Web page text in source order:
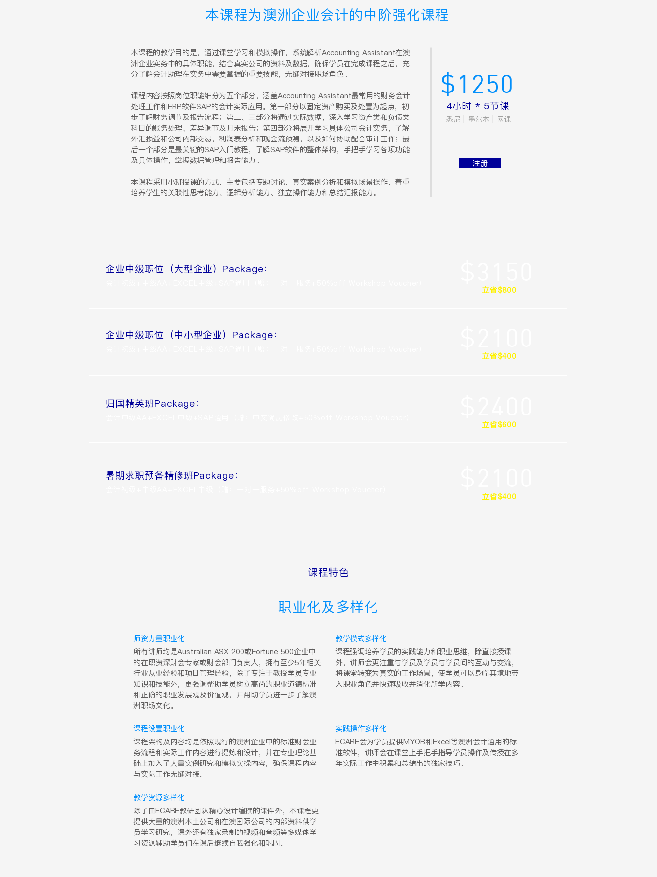
本课程为澳洲企业会计的中阶强化课程
本课程的教学目的是，通过课堂学习和模拟操作，系统解析Accounting Assistant在澳
洲企业实务中的具体职能，结合真实公司的资料及数据，确保学员在完成课程之后，充
分了解会计助理在实务中需要掌握的重要技能，无缝对接职场角色。
课程内容按照岗位职能细分为五个部分，涵盖Accounting Assistant最常用的财务会计
处理工作和ERP软件SAP的会计实际应用。第一部分以固定资产购买及处置为起点，初
步了解财务调节及报告流程；第二、三部分将通过实际数据，深入学习资产类和负债类
科目的账务处理、差异调节及月末报告；第四部分将展开学习具体公司会计实务，了解
外汇损益和公司内部交易，利润表分析和现金流预测，以及如何协助配合审计工作；最
后一个部分是最关键的SAP入门教程，了解SAP软件的整体架构，手把手学习各项功能
及具体操作，掌握数据管理和报告能力。
本课程采用小班授课的方式，主要包括专题讨论，真实案例分析和模拟场景操作，着重
培养学生的关联性思考能力、逻辑分析能力、独立操作能力和总结汇报能力。
注册
$1250
悉尼 | 墨尔本 | 网课
4小时 * 5节课
企业中级职位（大型企业）Package：
立省$800
企业中级职位（中小型企业）Package：
立省$400
归国精英班Package：
立省$600
暑期求职预备精修班Package：
立省$400
课程特色
职业化及多样化
师资力量职业化
所有讲师均是Australian ASX 200或Fortune 500企业中
的在职资深财会专家或财会部门负责人，拥有至少5年相关
行业从业经验和项目管理经验，除了专注于教授学员专业
知识和技能外，更强调帮助学员树立高尚的职业道德标准
和正确的职业发展观及价值观，并帮助学员进一步了解澳
洲职场文化。
课程设置职业化
课程架构及内容均是依照现行的澳洲企业中的标准财会业
务流程和实际工作内容进行提炼和设计，并在专业理论基
础上加入了大量实例研究和模拟实操内容，确保课程内容
与实际工作无缝对接。
教学资源多样化
教学模式多样化
课程强调培养学员的实践能力和职业思维，除直接授课
外，讲师会更注重与学员及学员与学员间的互动与交流，
将课堂转变为真实的工作场景，使学员可以身临其境地带
入职业角色并快速吸收并消化所学内容。
实践操作多样化
ECARE会为学员提供MYOB和Excel等澳洲会计通用的标
准软件，讲师会在课堂上手把手指导学员操作及传授在多
年实际工作中积累和总结出的独家技巧。
除了由ECARE教研团队精心设计编撰的课件外，本课程更
提供大量的澳洲本土公司和在澳国际公司的内部资料供学
员学习研究，课外还有独家录制的视频和音频等多媒体学
习资源辅助学员们在课后继续自我强化和巩固。